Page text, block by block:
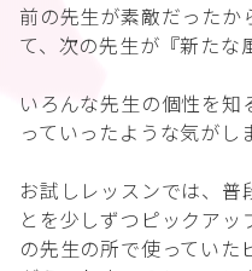
前の先生が素敵だったか
て、次の先生が『新たな
いろんな先生の個性を
っていったような気がし
お試しレッスンでは、普
とを少しずつピックア
の先生の所で使っていた